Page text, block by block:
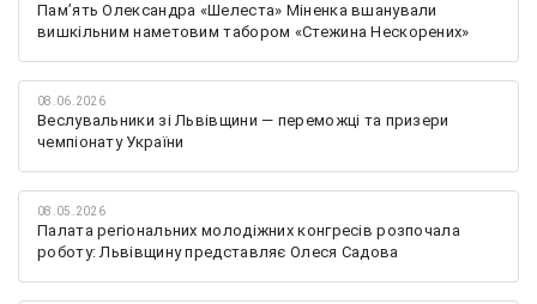
Памʼять Олександра «Шелеста» Міненка вшанували
вишкільним наметовим табором «Стежина Нескорених»
08.06.2026
Веслувальники зі Львівщини — переможці та призери
чемпіонату України
08.05.2026
Палата регіональних молодіжних конгресів розпочала
роботу: Львівщину представляє Олеся Садова